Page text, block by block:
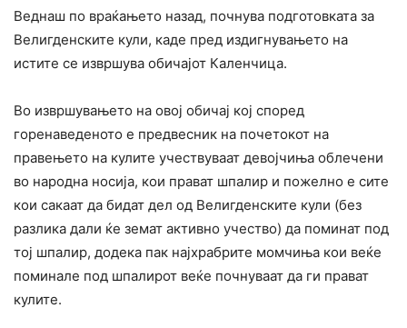
Веднаш по враќањето назад, почнува подготовката за
Велигденските кули, каде пред издигнувањето на
истите се извршува обичајот Каленчицa.
Во извршувањето на овој обичај кој според
горенаведеното е предвесник на почетокот на
правењето на кулите учествуваат девојчиња облечени
во народна носија, кои прават шпалир и пожелно е сите
кои сакаат да бидат дел од Велигденските кули (без
разлика дали ќе земат активно учество) да поминат под
тој шпалир, додека пак најхрабрите момчиња кои веќе
поминале под шпалирот веќе почнуваат да ги прават
кулите.